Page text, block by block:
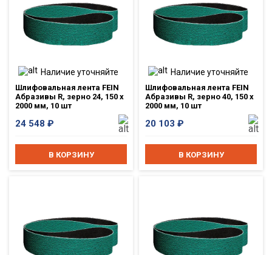
Наличие уточняйте
Шлифовальная лента FEIN
Абразивы R, зерно 24, 150 x
2000 мм, 10 шт
24 548 ₽
В КОРЗИНУ
Наличие уточняйте
Шлифовальная лента FEIN
Абразивы R, зерно 40, 150 x
2000 мм, 10 шт
20 103 ₽
В КОРЗИНУ